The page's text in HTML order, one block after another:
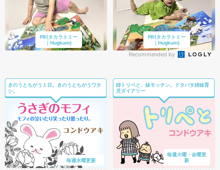
PR(タカラトミー
｜Hugkum)
PR(タカラトミー
｜Hugkum)
Recommended by
きのうとちがう１日。きのうとちがうワタ
シ。
毎週水曜更新
姉トリペと、妹モッチン。ドタバタ姉妹育
児ダイアリー
毎週火曜・金曜更
新